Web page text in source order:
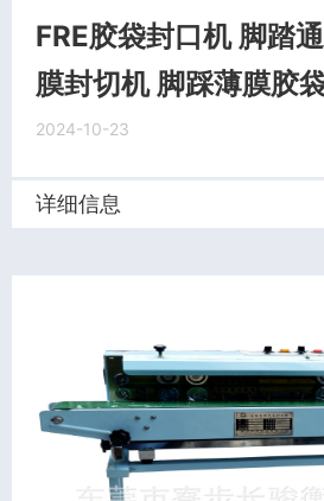
FRE胶袋封口机 脚踏
膜封切机 脚踩薄膜胶
2024-10-23
详细信息